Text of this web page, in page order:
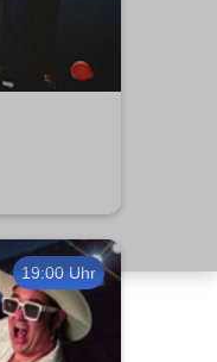
19:00 Uhr